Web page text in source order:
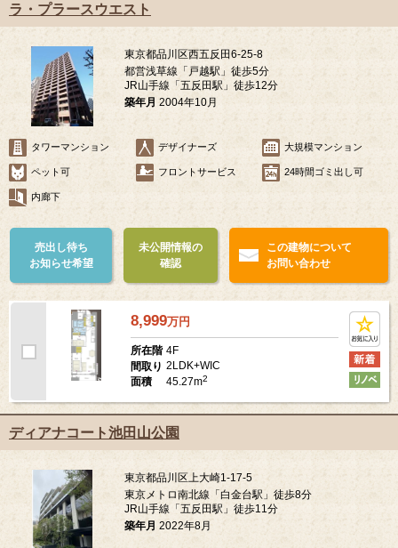
ラ・プラースウエスト
東京都品川区西五反田6-25-8
都営浅草線「戸越駅」徒歩5分
JR山手線「五反田駅」徒歩12分
築年月 2004年10月
タワーマンション デザイナーズ 大規模マンション
ペット可 フロントサービス 24時間ゴミ出し可
内廊下
売出し待ち
お知らせ希望
未公開情報の
確認
この建物について
お問い合わせ
8,999万円
所在階 4F
間取り 2LDK+WIC
面積
45.27m2
ディアナコート池田山公園
東京都品川区上大崎1-17-5
東京メトロ南北線「白金台駅」徒歩8分
JR山手線「五反田駅」徒歩11分
築年月 2022年8月